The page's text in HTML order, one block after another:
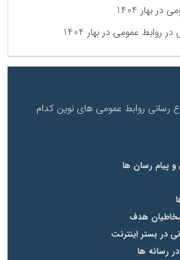
بهار 1404
عمومی در بهار 1404
رسانی روابط عمومی های نوین کدام
پیام رسان ها
هدف
در بستر اینترنت
رسانه ها